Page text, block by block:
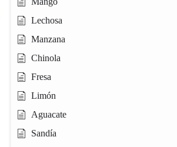
Lechosa
Manzana
Chinola
Fresa
Limón
Aguacate
Sandía